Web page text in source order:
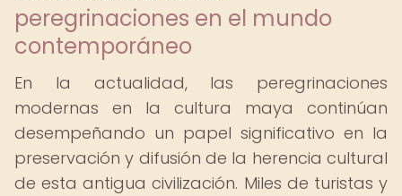
peregrinaciones en el mundo
contemporáneo
En la actualidad, las peregrinaciones
modernas en la cultura maya continúan
desempeñando un papel significativo en la
preservación y difusión de la herencia cultural
de esta antigua civilización. Miles de turistas y